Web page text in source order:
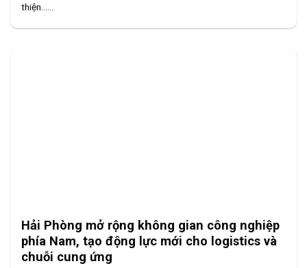
thiện......
Hải Phòng mở rộng không gian công nghiệp
phía Nam, tạo động lực mới cho logistics và
chuỗi cung ứng